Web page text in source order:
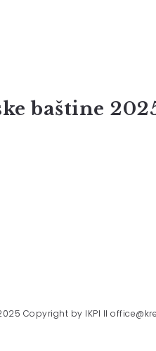
baštine
Copyright by IKPI II